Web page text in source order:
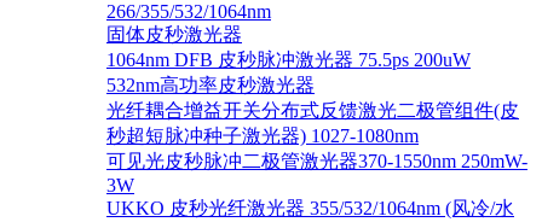
266/355/532/1064nm
固体皮秒激光器
1064nm DFB 皮秒脉冲激光器 75.5ps 200uW
532nm高功率皮秒激光器
光纤耦合增益开关分布式反馈激光二极管组件(皮
秒超短脉冲种子激光器) 1027-1080nm
可见光皮秒脉冲二极管激光器370-1550nm 250mW-
3W
UKKO 皮秒光纤激光器 355/532/1064nm (风冷/水